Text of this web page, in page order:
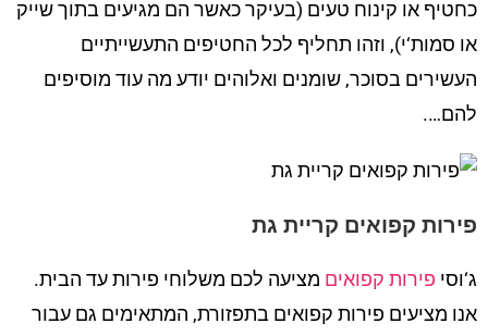
כחטיף או קינוח טעים (בעיקר כאשר הם מגיעים בתוך שייק
או סמות‘י), וזהו תחליף לכל החטיפים התעשייתיים
העשירים בסוכר, שומנים ואלוהים יודע מה עוד מוסיפים
להם….
פירות קפואים קריית גת
ג‘וסי פירות קפואים מציעה לכם משלוחי פירות עד הבית.
אנו מציעים פירות קפואים בתפזורת, המתאימים גם עבור